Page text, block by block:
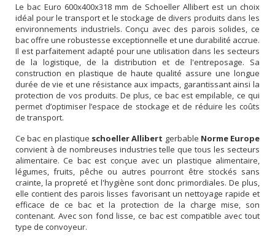
Le bac Euro 600x400x318 mm de Schoeller Allibert est un choix
idéal pour le transport et le stockage de divers produits dans les
environnements industriels. Conçu avec des parois solides, ce
bac offre une robustesse exceptionnelle et une durabilité accrue.
Il est parfaitement adapté pour une utilisation dans les secteurs
de la logistique, de la distribution et de l'entreposage. Sa
construction en plastique de haute qualité assure une longue
durée de vie et une résistance aux impacts, garantissant ainsi la
protection de vos produits. De plus, ce bac est empilable, ce qui
permet d’optimiser l’espace de stockage et de réduire les coûts
de transport.
Ce bac en plastique schoeller Allibert gerbable Norme Europe
convient à de nombreuses industries telle que tous les secteurs
alimentaire. Ce bac est conçue avec un plastique alimentaire,
légumes, fruits, pêche ou autres pourront être stockés sans
crainte, la propreté et l'hygiène sont donc primordiales. De plus,
elle contient des parois lisses favorisant un nettoyage rapide et
efficace de ce bac et la protection de la charge mise, son
contenant. Avec son fond lisse, ce bac est compatible avec tout
type de convoyeur.